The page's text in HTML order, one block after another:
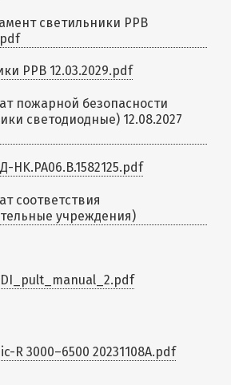
светильники PPB
PPB 12.03.2029.pdf
пожарной безопасности
светодиодные) 12.08.2027
HK.РА06.В.1582125.pdf
соответствия
учреждения)
R 3000–6500 20231108A.pdf